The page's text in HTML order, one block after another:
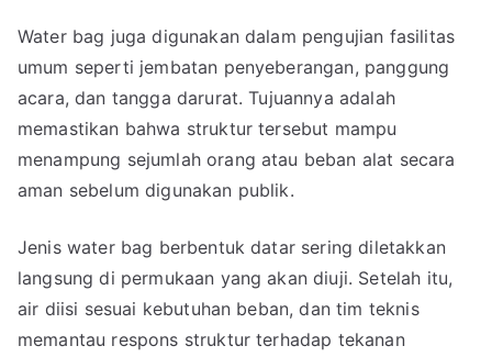
Water bag juga digunakan dalam pengujian fasilitas
umum seperti jembatan penyeberangan, panggung
acara, dan tangga darurat. Tujuannya adalah
memastikan bahwa struktur tersebut mampu
menampung sejumlah orang atau beban alat secara
aman sebelum digunakan publik.
Jenis water bag berbentuk datar sering diletakkan
langsung di permukaan yang akan diuji. Setelah itu,
air diisi sesuai kebutuhan beban, dan tim teknis
memantau respons struktur terhadap tekanan